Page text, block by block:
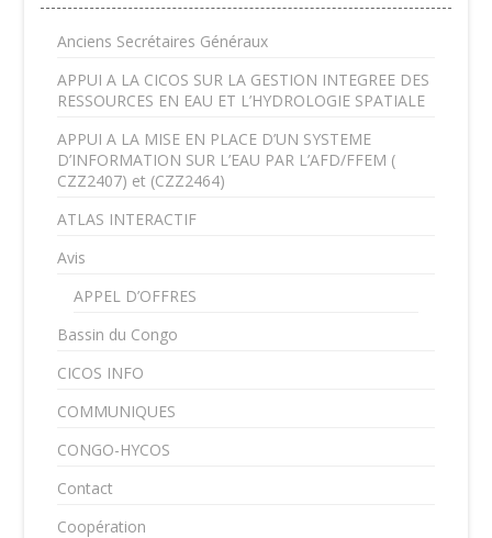
Anciens Secrétaires Généraux
APPUI A LA CICOS SUR LA GESTION INTEGREE DES
RESSOURCES EN EAU ET L’HYDROLOGIE SPATIALE
APPUI A LA MISE EN PLACE D’UN SYSTEME
D’INFORMATION SUR L’EAU PAR L’AFD/FFEM (
CZZ2407) et (CZZ2464)
ATLAS INTERACTIF
Avis
APPEL D’OFFRES
Bassin du Congo
CICOS INFO
COMMUNIQUES
CONGO-HYCOS
Contact
Coopération